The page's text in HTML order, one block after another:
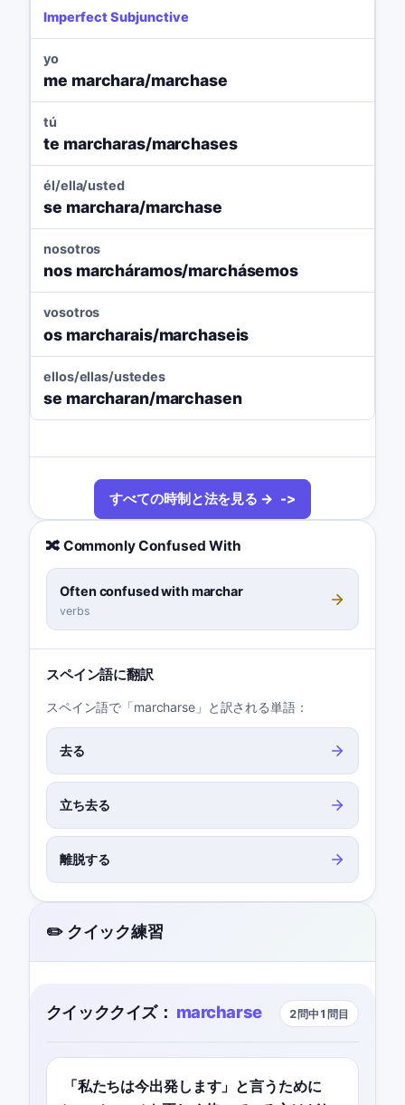
Imperfect Subjunctive
yo
me marchara/marchase
tú
te marcharas/marchases
él/ella/usted
se marchara/marchase
nosotros
nos marcháramos/marchásemos
vosotros
os marcharais/marchaseis
ellos/ellas/ustedes
se marcharan/marchasen
すべての時制と法を見る →
🔀 Commonly Confused With
Often confused with marchar
verbs
スペイン語に翻訳
スペイン語で「marcharse」と訳される単語：
去る
立ち去る
離脱する
✏️ クイック練習
クイッククイズ： marcharse 2問中1問目
「私たちは今出発します」と言うために